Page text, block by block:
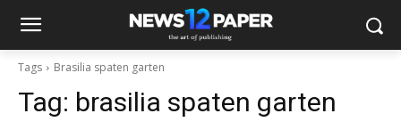
Tags Brasilia spaten garten
Tag: brasilia spaten garten